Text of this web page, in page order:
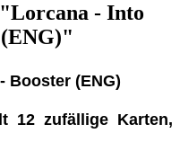
- Into
Booster (ENG)
12 zufällige Karten,